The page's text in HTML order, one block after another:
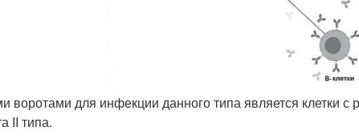
воротами для инфекции данного типа является клетки
II типа.